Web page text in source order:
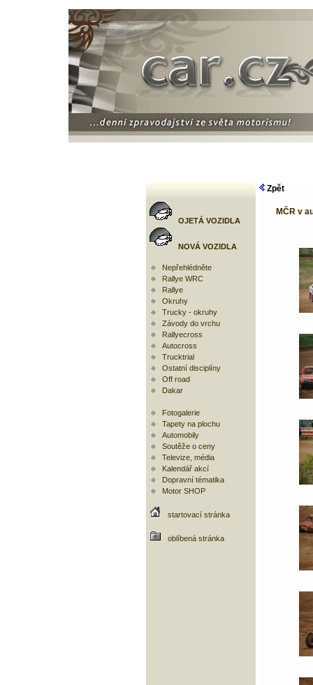
OJETÁ VOZIDLA
NOVÁ VOZIDLA
Nepřehlédněte
Rallye WRC
Rallye
Okruhy
Trucky - okruhy
Závody do vrchu
Rallyecross
Autocross
Trucktrial
Ostatní disciplíny
Off road
Dakar
Fotogalerie
Tapety na plochu
Automobily
Soutěže o ceny
Televize, média
Kalendář akcí
Dopravní tématika
Motor SHOP
startovací stránka
oblíbená stránka
Zpět
MČR v